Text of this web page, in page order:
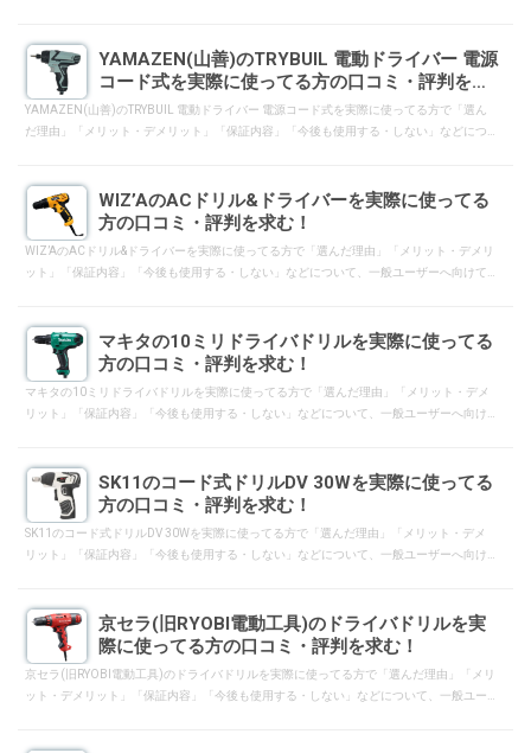
YAMAZEN(山善)のTRYBUIL 電動ドライバー 電源
コード式を実際に使ってる方の口コミ・評判を求
む！
YAMAZEN(山善)のTRYBUIL 電動ドライバー 電源コード式を実際に使ってる方で「選ん
だ理由」「メリット・デメリット」「保証内容」「今後も使用する・しない」などにつ
WIZ’AのACドリル&ドライバーを実際に使ってる
方の口コミ・評判を求む！
WIZ’AのACドリル&ドライバーを実際に使ってる方で「選んだ理由」「メリット・デメリ
ット」「保証内容」「今後も使用する・しない」などについて、一般ユーザーへ向けて
マキタの10ミリドライバドリルを実際に使ってる
方の口コミ・評判を求む！
マキタの10ミリドライバドリルを実際に使ってる方で「選んだ理由」「メリット・デメ
リット」「保証内容」「今後も使用する・しない」などについて、一般ユーザーへ向け
SK11のコード式ドリルDV 30Wを実際に使ってる
方の口コミ・評判を求む！
SK11のコード式ドリルDV 30Wを実際に使ってる方で「選んだ理由」「メリット・デメ
リット」「保証内容」「今後も使用する・しない」などについて、一般ユーザーへ向け
京セラ(旧RYOBI電動工具)のドライバドリルを実
際に使ってる方の口コミ・評判を求む！
京セラ(旧RYOBI電動工具)のドライバドリルを実際に使ってる方で「選んだ理由」「メリ
ット・デメリット」「保証内容」「今後も使用する・しない」などについて、一般ユー